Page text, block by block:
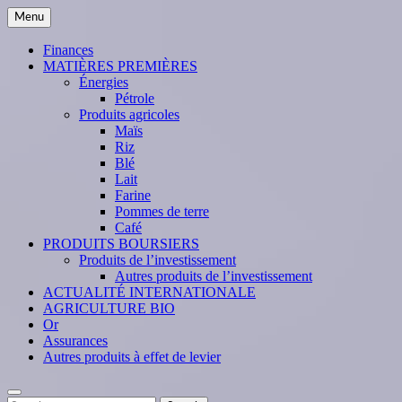
Skip
to
content
Menu
Finances
MATIÈRES PREMIÈRES
Énergies
Pétrole
Produits agricoles
Maïs
Riz
Blé
Lait
Farine
Pommes de terre
Café
PRODUITS BOURSIERS
Produits de l’investissement
Autres produits de l’investissement
ACTUALITÉ INTERNATIONALE
AGRICULTURE BIO
Or
Assurances
Autres produits à effet de levier
Search